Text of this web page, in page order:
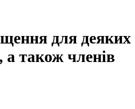
для деяких
а також членів